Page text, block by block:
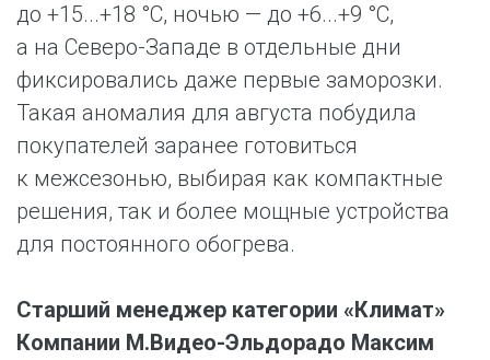
до +15...+18 °C, ночью — до +6...+9 °C,
а на Северо-Западе в отдельные дни
фиксировались даже первые заморозки.
Такая аномалия для августа побудила
покупателей заранее готовиться
к межсезонью, выбирая как компактные
решения, так и более мощные устройства
для постоянного обогрева.
Старший менеджер категории «Климат»
Компании М.Видео-Эльдорадо Максим